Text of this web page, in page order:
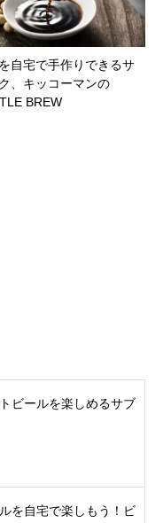
自宅で手作りできるサ
、キッコーマンの
BREW
ビールを楽しめるサブ
を自宅で楽しもう！ビ